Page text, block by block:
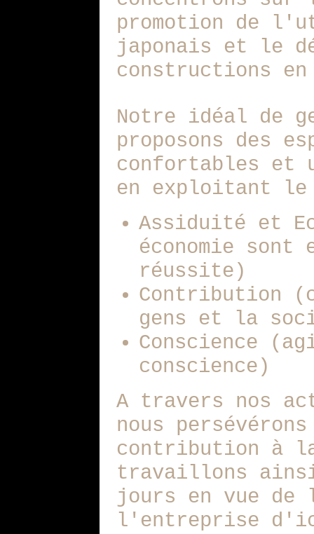
promotion de
japonais et le
constructions
Notre idéal de
proposons des
confortables et
en exploitant
Assiduité et
économie
réussite)
Contribution
gens et la
Conscience
conscience)
A travers nos
nous
contribution à la
travaillons
jours en vue de
l'entreprise